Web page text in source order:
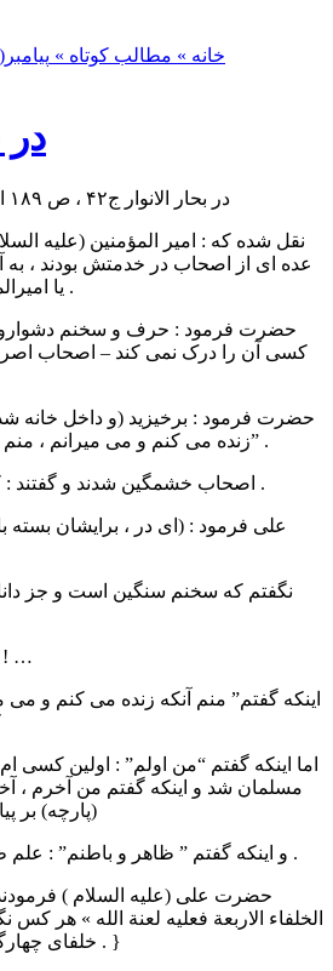
خانه » مطالب کوتاه »
در بحار الانوار ج۴۲ ، ص ۱۸۹ از کتاب الاختصاص ص۱۳۶
نقل شده که : امیر المؤمنین (علیه
عده ای از اصحاب در خدمتش بودند ،
یا امیرالمؤمنین برای ما حرف بزن .
حضرت فرمود : حرف و سخنم دشوارو
کسی آن را درک نمی کند – اصحاب اصرار
حضرت فرمود : برخیزید (و داخل خانه
زنده می کنم و می میرانم ، منم اول و آخر و ظاهر و باطن” .
اصحاب خشمگین شدند و گفتند : کفر می گوید . و برخاستند .
علی فرمود : (ای در ، برایشان بسته
نگفتم که سخنم سنگین است و جز
بیایید تا برایتان تفسیر کنم ! …
اینکه گفتم” منم آنکه زنده می کنم و
اما اینکه گفتم “من اولم” : اولین کسی
مسلمان شد و اینکه گفتم من آخرم ،
(پارچه) بر
و اینکه گفتم ” ظاهر و باطنم” : علم ظاهر و باطن نزد من است .
الخلفاء الاربعة فعلیه لعنة الله » هر کس
خلفای چهارگانه ام ، لعنت خدا بر او باد . }